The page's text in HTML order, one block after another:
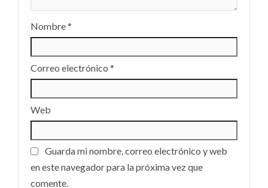
Nombre*
Correo electrónico *
Web
Guarda mi nombre, correo electrónico y web
en este navegador para la próxima vez que
comente.